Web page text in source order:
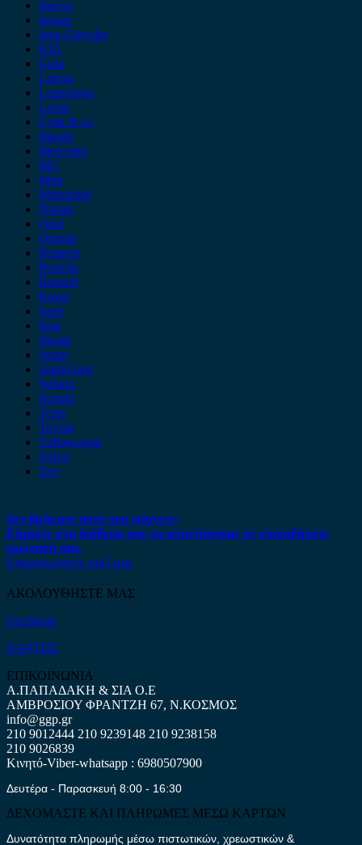
Jaecoo
Jaguar
Jeep Chrysler
KIA
Lada
Lancia
Leapmotor
Lexus
Lynk & co
Mazda
Mercedes
MG
Mini
Mitsubishi
Nissan
Opel
Omoda
Peugeot
Porsche
Renault
Rover
Saab
Seat
Skoda
Smart
ssangyong
Subaru
Suzuki
Tesla
Toyota
Volkswagen
Volvo
Xev
Δεν βρήκατε αυτό που ψάχνετε;
Είμαστε στη διάθεση σας να απαντήσουμε σε οποιαδήποτε
ερώτηση σας.
Επικοινωνήστε μαζί μας
ΑΚΟΛΟΥΘΗΣΤΕ ΜΑΣ
Facebook
ΧΑΡΤΗΣ
ΕΠΙΚΟΙΝΩΝΙΑ
Α.ΠΑΠΑΔΑΚΗ & ΣΙΑ Ο.Ε
ΑΜΒΡΟΣΙΟΥ ΦΡΑΝΤΖΗ 67, Ν.ΚΟΣΜΟΣ
info@ggp.gr
210 9012444 210 9239148 210 9238158
210 9026839
Κινητό-Viber-whatsapp : 6980507900
Δευτέρα - Παρασκευή 8:00 - 16:30
ΔΕΧΟΜΑΣΤΕ ΚΑΙ ΠΛΗΡΩΜΕΣ ΜΕΣΩ ΚΑΡΤΩΝ
Δυνατότητα πληρωμής μέσω πιστωτικών, χρεωστικών &